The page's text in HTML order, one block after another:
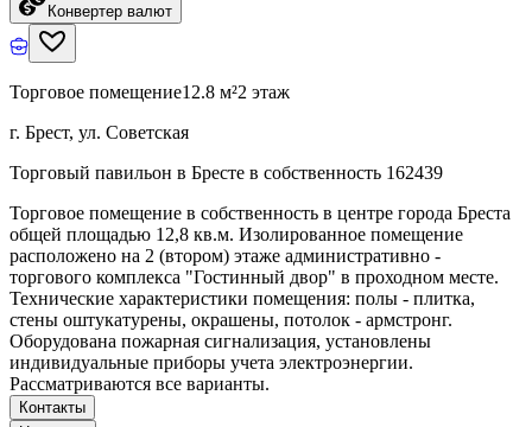
Конвертер валют
Торговое помещение12.8 м²2 этаж
г. Брест, ул. Советская
Торговый павильон в Бресте в собственность 162439
Торговое помещение в собственность в центре города Бреста
общей площадью 12,8 кв.м. Изолированное помещение
расположено на 2 (втором) этаже административно -
торгового комплекса "Гостинный двор" в проходном месте.
Технические характеристики помещения: полы - плитка,
стены оштукатурены, окрашены, потолок - армстронг.
Оборудована пожарная сигнализация, установлены
индивидуальные приборы учета электроэнергии.
Рассматриваются все варианты.
Контакты